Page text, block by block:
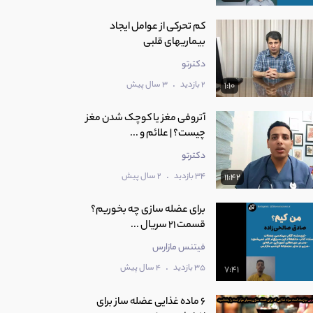
1:10
کم تحرکی از عوامل ایجاد
بیماریهای قلبی
دکترتو
2 بازدید . 3 سال پیش
11:42
آتروفی مغز یا کوچک شدن مغز
چیست؟ | علائم و ...
دکترتو
34 بازدید . 2 سال پیش
7:41
برای عضله سازی چه بخوریم؟
قسمت 21 سریال ...
فیتنس مازارس
35 بازدید . 4 سال پیش
6 ماده غذایی عضله ساز برای